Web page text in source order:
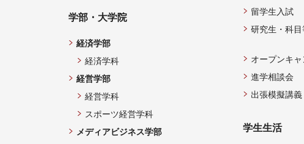
学部・大学院
経済学部
経済学科
経営学部
経営学科
スポーツ経営学科
メディアビジネス学部
留学生入試
研究生・科目
オープンキャ
進学相談会
出張模擬講義
学生生活